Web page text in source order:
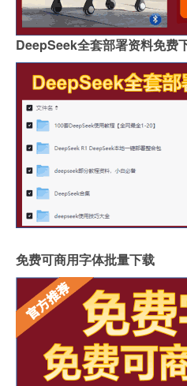
DeepSeek全套部署资料免费
免费可商用字体批量下载